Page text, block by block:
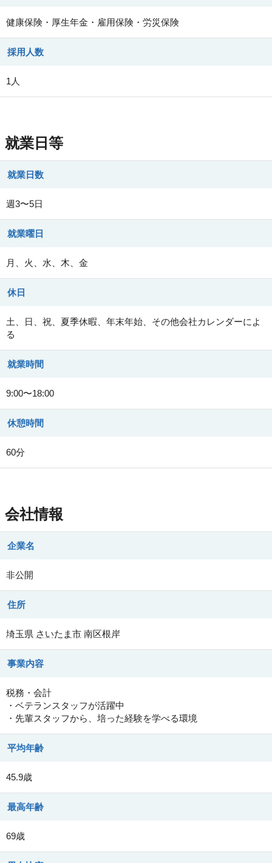
健康保険・厚生年金・雇用保険・労災保険
採用人数
1人
就業日等
就業日数
週3〜5日
就業曜日
月、火、水、木、金
休日
土、日、祝、夏季休暇、年末年始、その他会社カレンダーによ
る
就業時間
9:00〜18:00
休憩時間
60分
会社情報
企業名
非公開
住所
埼玉県 さいたま市 南区根岸
事業内容
税務・会計
・ベテランスタッフが活躍中
・先輩スタッフから、培った経験を学べる環境
平均年齢
45.9歳
最高年齢
69歳